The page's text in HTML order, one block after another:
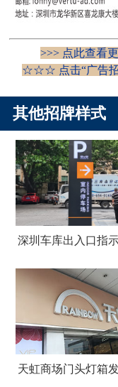
>>> 点此查看
☆☆☆ 点击“广告
其他招牌样式